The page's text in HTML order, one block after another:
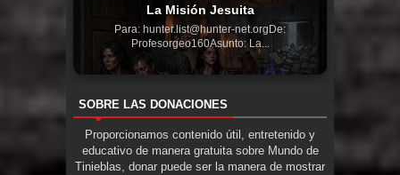
La Misión Jesuita
Para: hunter.list@hunter-net.orgDe:
Profesorgeo160Asunto: La...
SOBRE LAS DONACIONES
Proporcionamos contenido útil, entretenido y
educativo de manera gratuita sobre Mundo de
Tinieblas, donar puede ser la manera de mostrar